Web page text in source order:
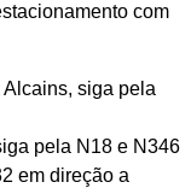
com
siga pela
pela N18 e N346
em direção a